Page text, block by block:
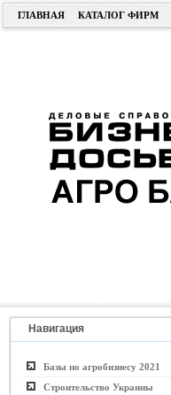
ГЛАВНАЯ КАТАЛОГ ФИРМ
Навигация
Базы по агробизнесу 2021
Строительство Украины